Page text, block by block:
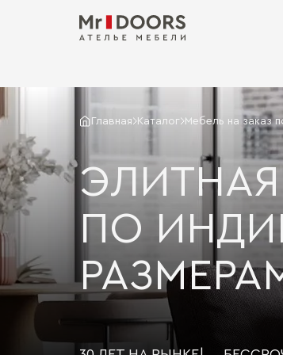
Главная Каталог Мебель на заказ
ПО